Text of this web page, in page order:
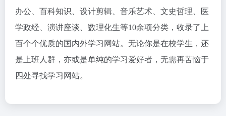
办公、百科知识、设计剪辑、音乐艺术、文史哲理、医
学政经、演讲座谈、数理化生等10余项分类，收录了上
百个个优质的国内外学习网站。无论你是在校学生，还
是上班人群，亦或是单纯的学习爱好者，无需再苦恼于
四处寻找学习网站。